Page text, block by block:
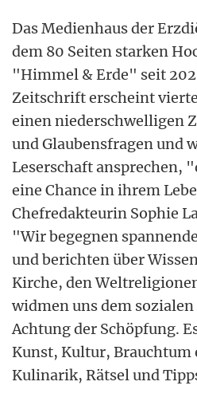
Das Medienhaus der
dem 80 Seiten starken
"Himmel & Erde" seit
Zeitschrift erscheint
einen niederschwelligen
und Glaubensfragen und
Leserschaft ansprechen,
eine Chance in ihrem
Chefredakteurin Sophie
"Wir begegnen
und berichten über
Kirche, den
widmen uns dem
Achtung der Schöpfung.
Kunst, Kultur, Brauchtum
Kulinarik, Rätsel und